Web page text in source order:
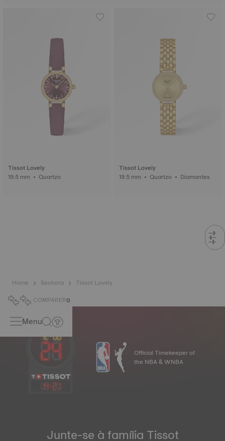
Tissot Lovely
19.5 mm • Quartzo
Tissot Lovely
19.5 mm • Quartzo • Diamantes
Home Senhora
Tissot Lovely
COMPARER0
Menu
14:21
Official Timekeeper of
the NBA & WNBA
Junte-se à família Tissot